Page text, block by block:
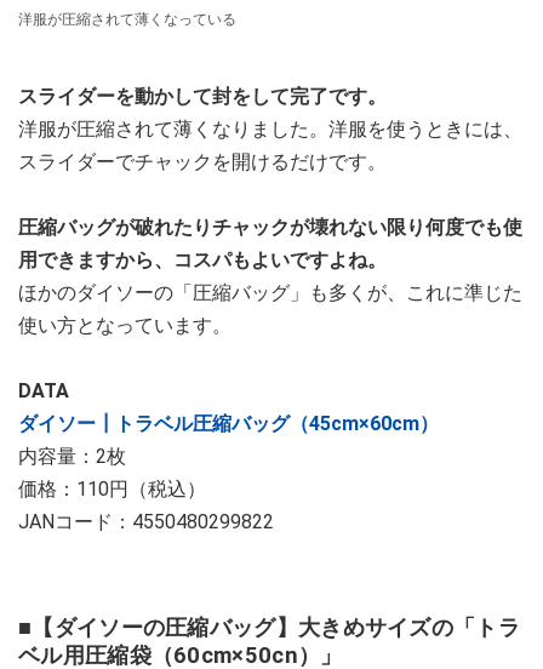
洋服が圧縮されて薄くなっている
スライダーを動かして封をして完了です。
洋服が圧縮されて薄くなりました。洋服を使うときには、
スライダーでチャックを開けるだけです。
圧縮バッグが破れたりチャックが壊れない限り何度でも使
用できますから、コスパもよいですよね。
ほかのダイソーの「圧縮バッグ」も多くが、これに準じた
使い方となっています。
DATA
ダイソー┃トラベル圧縮バッグ（45cm×60cm）
内容量：2枚
価格：110円（税込）
JANコード：4550480299822
■【ダイソーの圧縮バッグ】大きめサイズの「トラ
ベル用圧縮袋（60cm×50cn）」